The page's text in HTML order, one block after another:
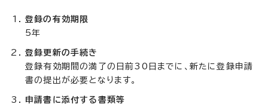
登録の有効期限
5年
登録更新の手続き
登録有効期間の満了の日前30日までに、新たに登録申請
書の提出が必要となります。
申請書に添付する書類等